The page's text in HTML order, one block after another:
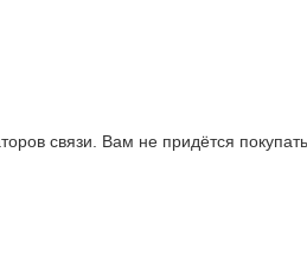
связи. Вам не придётся